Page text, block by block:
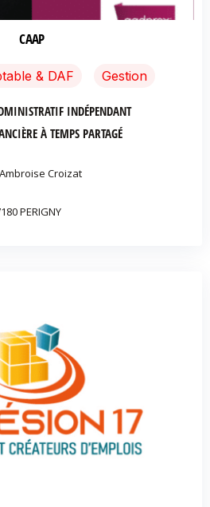
CAAP
& DAF Gestion
INDÉPENDANT
À TEMPS PARTAGÉ
Croizat
PERIGNY